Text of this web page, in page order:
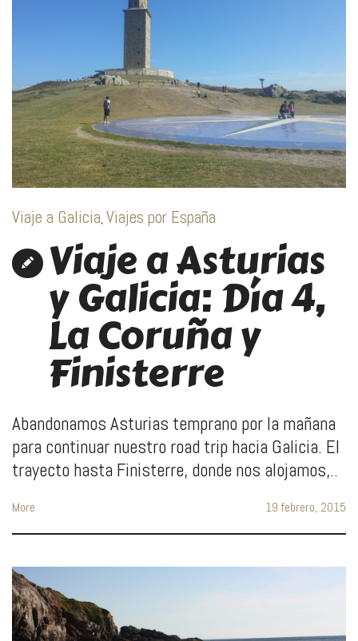
Viaje a Galicia, Viajes por España
Viaje a Asturias
y Galicia: Día 4,
La Coruña y
Finisterre
Abandonamos Asturias temprano por la mañana
para continuar nuestro road trip hacia Galicia. El
trayecto hasta Finisterre, donde nos alojamos,..
More 19 febrero, 2015